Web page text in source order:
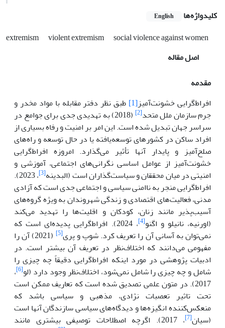
کلیدواژه‌ها English
extremism violent extremism
social violence against women
اصل مقاله
مقدمه
افراط‌گرایی خشونت‌آمیز[1]
طبق نظر دفتر مقابله با مواد مخدر و
جرم سازمان ملل متحد[2]
(2018) به تهدیدی جدی برای جوامع در
سراسر جهان تبدیل شده است. این امر بر امنیت و رفاه بسیاری از
افراد ساکن در کشورهای توسعه‌یافته یا در حال توسعه و راه‌های
صلح‌آمیز و پایدار آنها تأثیر می‌گذارد. امروزه افراط‌گرایی
خشونت‌آمیز از عوامل اساسی نگرانی‌های اجتماعی، آموزشی و
امنیتی در میان محققان و سیاست‌گذاران است (البدینه[3]
، 2023).
افراط‌گرایی منجر به ناامنی سیاسی و اجتماعی جدی است که آزادی
مدنی، فعالیت‌های اقتصادی و زندگی شهروندان به ویژه گروه‌های
آسیب‌پذیر مانند زنان، کودکان و اقلیت‌ها را تهدید می‌کند
(اورنیه، نانیلو و اگنو[4]
، 2024). افراط‌گرایی پدیده‌ای است که
نمی‌توان به آسانی آن را تعریف کرد.شوپ و پری[5]
(2021) آن را
مفهومی می‌دانند که اختلاف‌نظر در تعریف آن بیشتر است. در
ادبیات پژوهشی در مورد اینکه افراط‌گرایی دقیقاً چه چیزی را
شامل و چه چیزی را شامل نمی‌شود، اختلاف‌نظر وجود دارد (لو[6] ،
2017). در متون علمی تصدیق شده است که تعاریف ممکن است
تحت تاثیر تعصبات نژادی، مذهبی و سیاسی باشد که
منعکس‌کننده انگیزه‌ها و دیدگاه‌های سیاسی سازندگان آنها است
(سیان[7]
، 2017). اگرچه اصطلاحات توصیفی بیشتری مانند